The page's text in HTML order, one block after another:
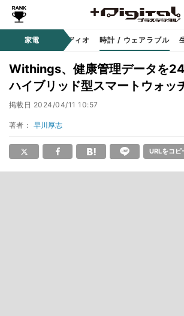
家電
サウンド / オーディオ 時計 / ウェアラブル
Withings、健康管理データを
ハイブリッド型スマートウォッ
掲載日 2024/04/11 10:57
著者： 早川厚志
URLをコピ